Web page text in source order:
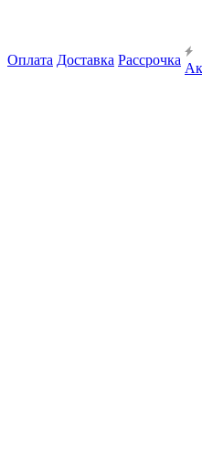
Оплата Доставка Рассрочка